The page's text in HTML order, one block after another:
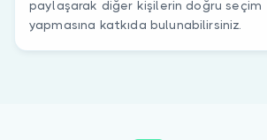
paylaşarak diğer kişilerin doğru seçim
yapmasına katkıda bulunabilirsiniz.